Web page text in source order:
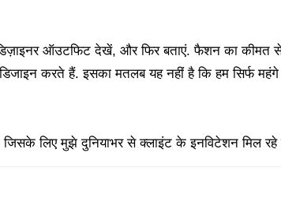
ऑउटफिट देखें, और फिर बताएं. फैशन का कीमत से
करते हैं. इसका मतलब यह नहीं है कि हम सिर्फ
जिसके लिए मुझे दुनियाभर से क्लाइंट के इनविटेशन मिल रहे